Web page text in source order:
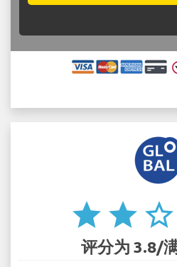
star star star_border
评分为 3.8/